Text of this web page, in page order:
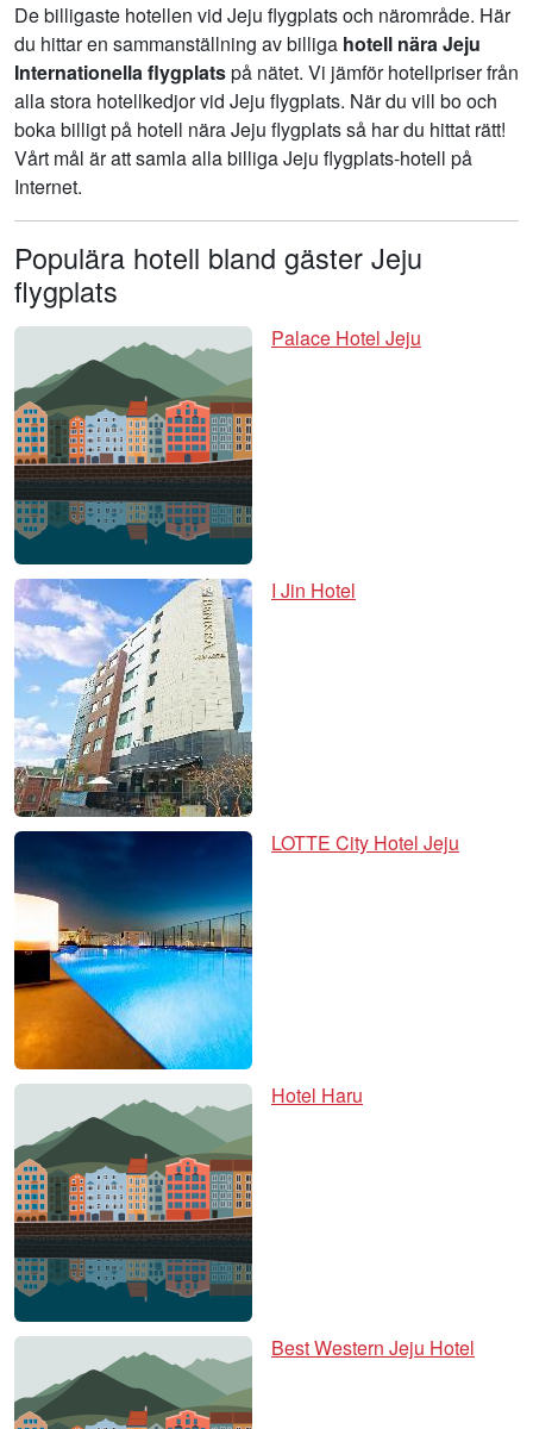
De billigaste hotellen vid Jeju flygplats och närområde. Här
du hittar en sammanställning av billiga hotell nära Jeju
Internationella flygplatspå nätet. Vi jämför hotellpriser från
alla stora hotellkedjor vid Jeju flygplats. När du vill bo och
boka billigt på hotell nära Jeju flygplats så har du hittat rätt!
Vårt mål är att samla alla billiga Jeju flygplats-hotell på
Internet.
Populära hotell bland gäster Jeju
flygplats
Palace Hotel Jeju
I Jin Hotel
LOTTE City Hotel Jeju
Hotel Haru
Best Western Jeju Hotel